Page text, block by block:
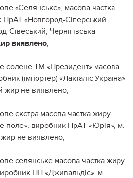
«Селянське», масова частка
«Новгород-Сіверський
Сівеський, Чернігівська
виявлено;
солене ТМ «Президент» масова
(імпортер) «Лакталіс Україна»
жир не виявлено;
екстра масова частка жиру
поле», виробник ПрАТ «Юрія», м.
не виявлено;
селянське масова частка жиру
ПП «Дживальдіс», м.